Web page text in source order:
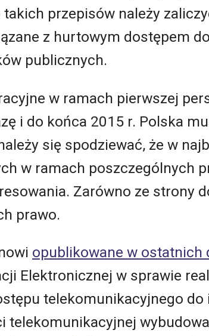
przepisów należy
z hurtowym dostępem
publicznych.
w ramach pierwszej
i do końca 2015 r. Polska
się spodziewać, że w
w ramach poszczególnych
Zarówno ze strony
prawo.
opublikowane w ostatnich
Elektronicznej w sprawie
telekomunikacyjnego